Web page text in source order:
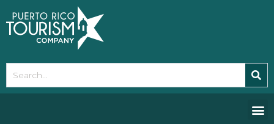
note:
This
website
accessibility